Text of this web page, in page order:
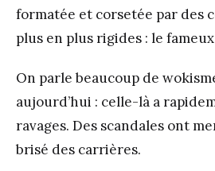
formatée et corsetée par des
plus en plus rigides : le
On parle beaucoup de
aujourd’hui : celle-là a
ravages. Des scandales ont
brisé des carrières.